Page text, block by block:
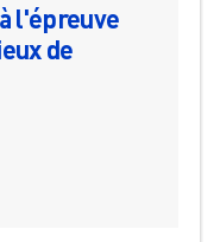
l'épreuve
de